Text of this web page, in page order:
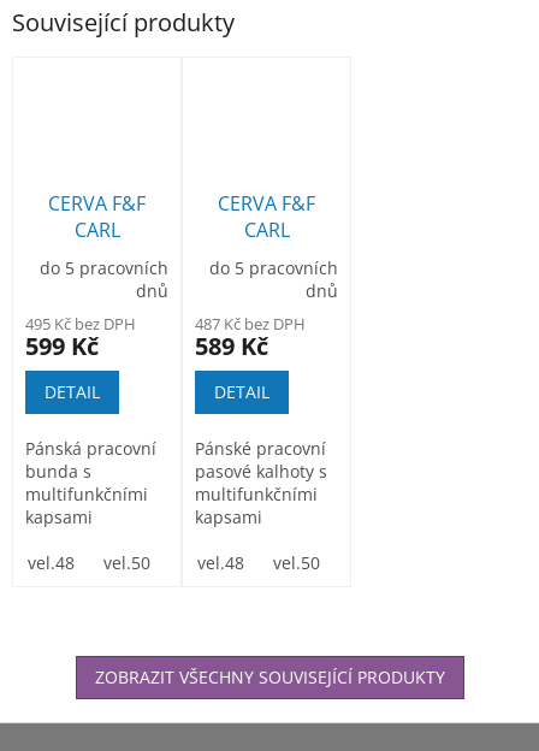
Související produkty
CERVA F&F
CARL
montérková
bunda modrá
do 5 pracovních
dnů
495 Kč bez DPH
599 Kč
DETAIL
Pánská pracovní
bunda s
multifunkčními
kapsami
bunda zhotovená
vel.48 vel.50 vel.52 vel.54
CERVA F&F
CARL
montérkové
kalhoty do
do 5 pracovních
dnů
487 Kč bez DPH
589 Kč
DETAIL
Pánské pracovní
pasové kalhoty s
multifunkčními
kapsami
kalhoty do pasu...
vel.48 vel.50
ZOBRAZIT VŠECHNY SOUVISEJÍCÍ PRODUKTY
Z